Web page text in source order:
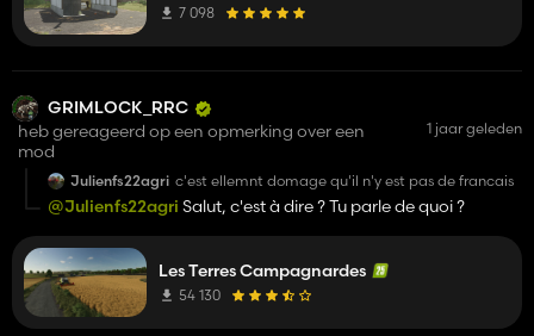
7 098
GRIMLOCK_RRC
heb gereageerd op een opmerking over een
mod
1 jaar geleden
Julienfs22agri c'est ellemnt domage qu'il n'y est pas de francais
@Julienfs22agri Salut, c'est à dire ? Tu parle de quoi ?
Les Terres Campagnardes
54 130